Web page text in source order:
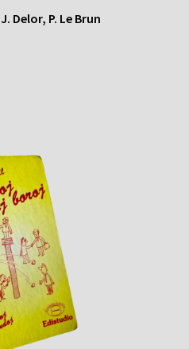
J. Delor, P. Le Brun